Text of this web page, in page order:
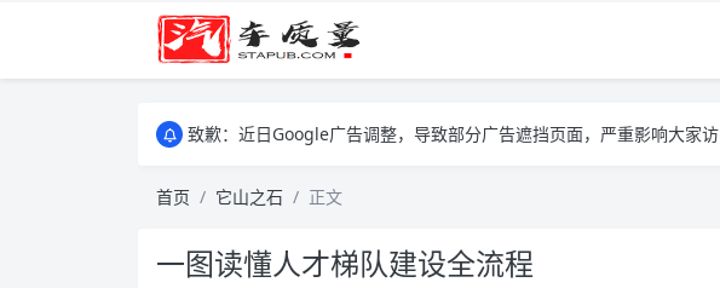
致歉：近日Google广告调整，导致部分广告遮挡页面，严重影响大家
首页 它山之石 正文
一图读懂人才梯队建设全流程